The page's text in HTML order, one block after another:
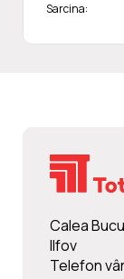
Sarcina:
Calea
Ilfov
Telefon